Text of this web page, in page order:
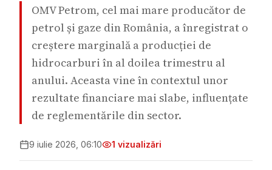
OMV Petrom, cel mai mare producător de
petrol și gaze din România, a înregistrat o
creștere marginală a producției de
hidrocarburi în al doilea trimestru al
anului. Aceasta vine în contextul unor
rezultate financiare mai slabe, influențate
de reglementările din sector.
9 iulie 2026, 06:10 1 vizualizări